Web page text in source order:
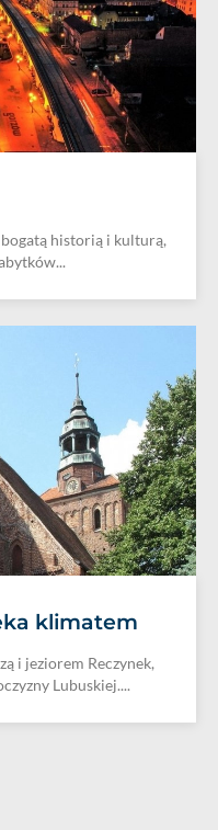
historią i kulturą,
klimatem
i jeziorem Reczynek,
Lubuskiej....